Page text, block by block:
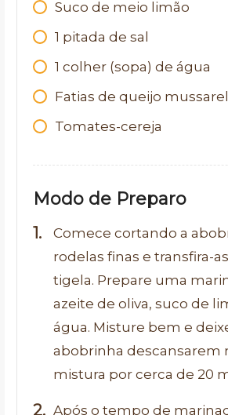
Suco de meio limão
1 pitada de sal
1 colher (sopa) de água
Fatias de queijo
Tomates-cereja
Modo de Preparo
Comece cortando a
rodelas finas e transfira-
tigela. Prepare uma
azeite de oliva, suco de
água. Misture bem e
abobrinha descansarem
mistura por cerca de 20
Após o tempo de